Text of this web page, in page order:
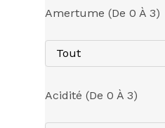
Amertume (de 0 À 3)
Tout
Acidité (de 0 À 3)